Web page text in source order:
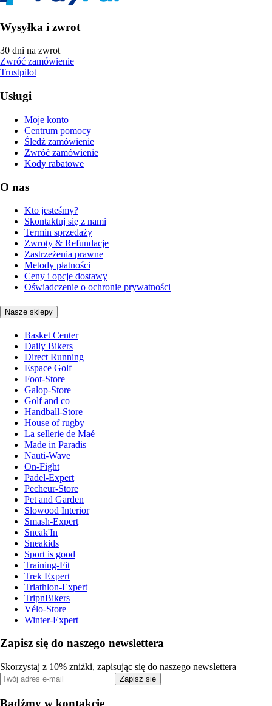
Wysyłka i zwrot
30 dni na zwrot
Zwróć zamówienie
Trustpilot
Usługi
Moje konto
Centrum pomocy
Śledź zamówienie
Zwróć zamówienie
Kody rabatowe
O nas
Kto jesteśmy?
Skontaktuj się z nami
Termin sprzedaży
Zwroty & Refundacje
Zastrzeżenia prawne
Metody płatności
Ceny i opcje dostawy
Oświadczenie o ochronie prywatności
Nasze sklepy
Basket Center
Daily Bikers
Direct Running
Espace Golf
Foot-Store
Galop-Store
Golf and co
Handball-Store
House of rugby
La sellerie de Maé
Made in Paradis
Nauti-Wave
On-Fight
Padel-Expert
Pecheur-Store
Pet and Garden
Slowood Interior
Smash-Expert
Sneak'In
Sneakids
Sport is good
Training-Fit
Trek Expert
Triathlon-Expert
TripnBikers
Vélo-Store
Winter-Expert
Zapisz się do naszego newslettera
Skorzystaj z 10% zniżki, zapisując się do naszego newslettera
Zapisz się
Bądźmy w kontakcie